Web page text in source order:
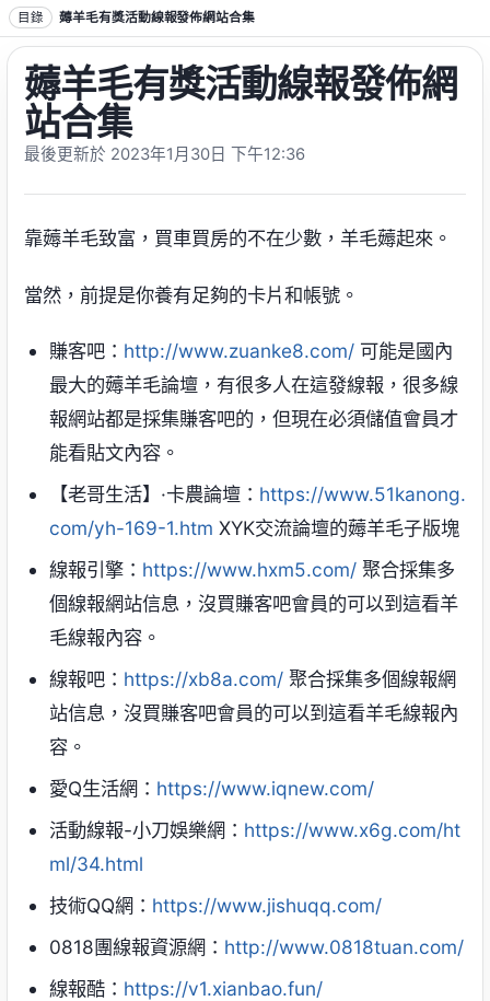
跳到正文
目錄 薅羊毛有獎活動線報發佈網站合集
薅羊毛有獎活動線報發佈網
站合集
最後更新於 2023年1月30日 下午12:36
靠薅羊毛致富，買車買房的不在少數，羊毛薅起來。
當然，前提是你養有足夠的卡片和帳號。
賺客吧： http://www.zuanke8.com/ 可能是國內
最大的薅羊毛論壇，有很多人在這發線報，很多線
報網站都是採集賺客吧的，但現在必須儲值會員才
能看貼文內容。
【老哥生活】·卡農論壇： https://www.51kanong.
com/yh-169-1.htm XYK交流論壇的薅羊毛子版塊
線報引擎： https://www.hxm5.com/ 聚合採集多
個線報網站信息，沒買賺客吧會員的可以到這看羊
毛線報內容。
線報吧： https://xb8a.com/ 聚合採集多個線報網
站信息，沒買賺客吧會員的可以到這看羊毛線報內
容。
愛Q生活網： https://www.iqnew.com/
活動線報-小刀娛樂網： https://www.x6g.com/ht
ml/34.html
技術QQ網： https://www.jishuqq.com/
0818團線報資源網： http://www.0818tuan.com/
線報酷： https://v1.xianbao.fun/